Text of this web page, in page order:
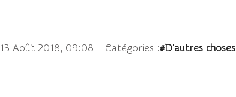
13 Août 2018, 09:08 - Catégories :#D'autres choses